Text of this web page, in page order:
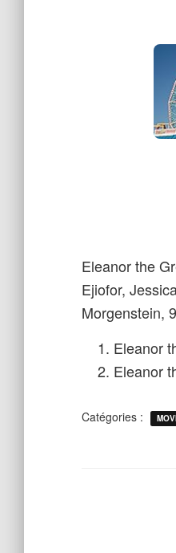
Eleanor the
Ejiofor,
Morgenstein,
Eleanor
Eleanor
Catégories :